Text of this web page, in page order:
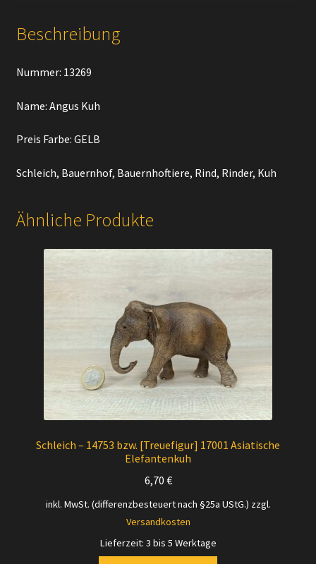
Beschreibung
Nummer: 13269
Name: Angus Kuh
Preis Farbe: GELB
Schleich, Bauernhof, Bauernhoftiere, Rind, Rinder, Kuh
Ähnliche Produkte
Schleich – 14753 bzw. [Treuefigur] 17001 Asiatische
Elefantenkuh
6,70 €
inkl. MwSt. (differenzbesteuert nach §25a UStG.) zzgl.
Versandkosten
Lieferzeit: 3 bis 5 Werktage